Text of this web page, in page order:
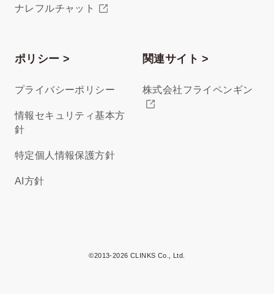
ナレフルチャット
ポリシー >
プライバシーポリシー
情報セキュリティ基本方
針
特定個人情報保護方針
AI方針
関連サイト >
株式会社フライペンギン
©2013-2026 CLINKS Co., Ltd.